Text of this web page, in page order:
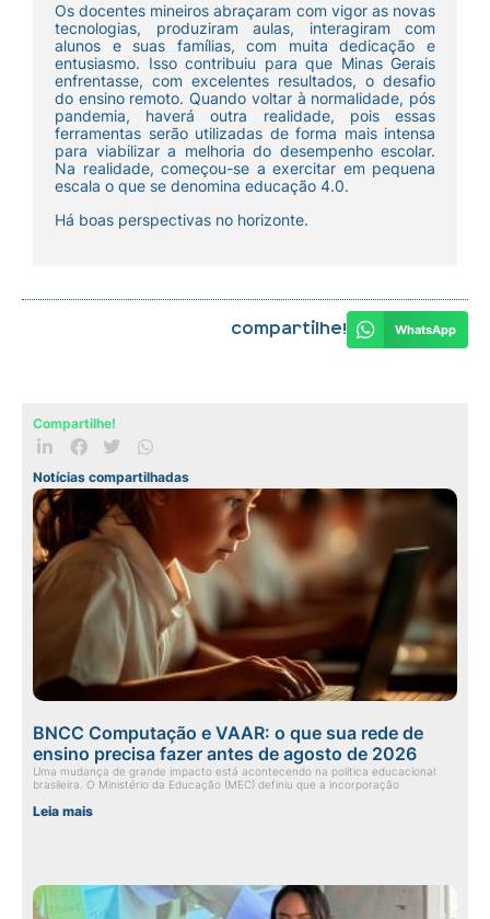
Os docentes mineiros abraçaram com vigor as novas
tecnologias, produziram aulas, interagiram com
alunos e suas famílias, com muita dedicação e
entusiasmo. Isso contribuiu para que Minas Gerais
enfrentasse, com excelentes resultados, o desafio
do ensino remoto. Quando voltar à normalidade, pós
pandemia, haverá outra realidade, pois essas
ferramentas serão utilizadas de forma mais intensa
para viabilizar a melhoria do desempenho escolar.
Na realidade, começou-se a exercitar em pequena
escala o que se denomina educação 4.0.
Há boas perspectivas no horizonte.
Compartilhe! WhatsApp
Compartilhe!
Notícias compartilhadas
BNCC Computação e VAAR: o que sua rede de
ensino precisa fazer antes de agosto de 2026
Uma mudança de grande impacto está acontecendo na política educacional
brasileira. O Ministério da Educação (MEC) definiu que a incorporação
Leia mais